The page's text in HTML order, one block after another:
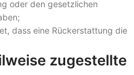
oder den gesetzlichen
dass eine Rückerstattung die
zugestellte